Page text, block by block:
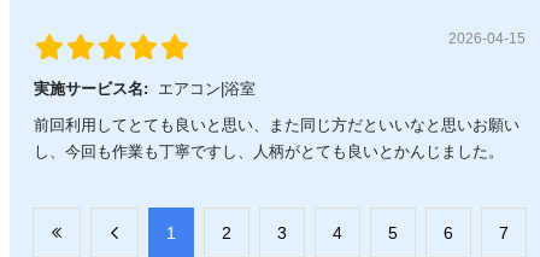
2026-04-15
実施サービス名:
エアコン|浴室
前回利用してとても良いと思い、また同じ方だといいなと思いお願い
し、今回も作業も丁寧ですし、人柄がとても良いとかんじました。
​1 ​2 ​3 ​4 ​5 ​6 ​7